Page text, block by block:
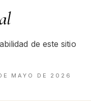
de este sitio
MAYO DE 2026